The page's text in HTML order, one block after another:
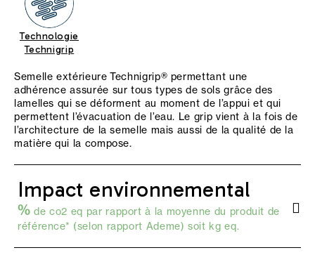
Technologie
Technigrip
Semelle extérieure Technigrip® permettant une
adhérence assurée sur tous types de sols grâce des
lamelles qui se déforment au moment de l’appui et qui
permettent l’évacuation de l’eau. Le grip vient à la fois de
l’architecture de la semelle mais aussi de la qualité de la
matière qui la compose.
Impact environnemental
% de co2 eq par rapport à la moyenne du produit de
référence* (selon rapport Ademe) soit kg eq.